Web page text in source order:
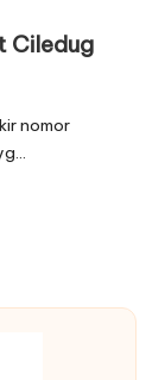
Ciledug
nomor